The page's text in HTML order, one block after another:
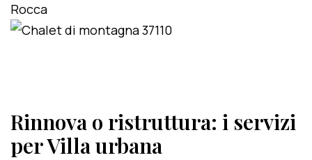
Rinnova o ristruttura: i servizi
per Villa urbana